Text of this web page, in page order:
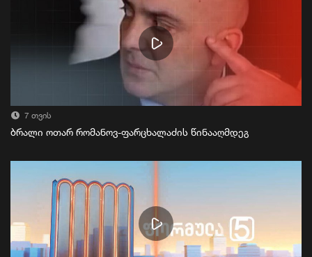
7 თვის
ბრალი ოთარ რომანოვ-ფარცხალაძის წინააღმდეგ